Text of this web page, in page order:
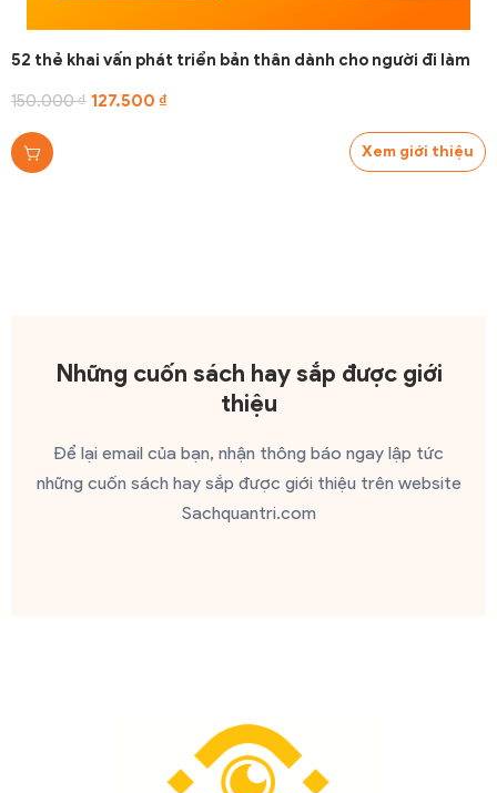
52 thẻ khai vấn phát triển bản thân dành cho người đi làm
150.000₫ 127.500 ₫
Xem giới thiệu
Những cuốn sách hay sắp được giới
thiệu
Để lại email của bạn, nhận thông báo ngay lập tức
những cuốn sách hay sắp được giới thiệu trên website
Sachquantri.com